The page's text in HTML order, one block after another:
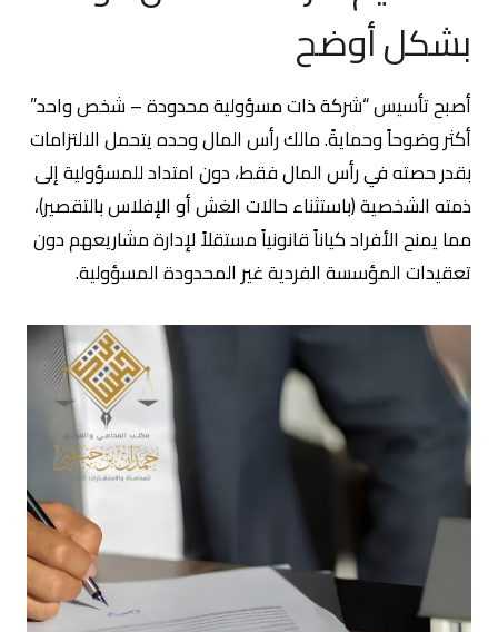
بشكل أوضح
أصبح تأسيس “شركة ذات مسؤولية محدودة – شخص واحد”
أكثر وضوحاً وحمايةً. مالك رأس المال وحده يتحمل الالتزامات
بقدر حصته في رأس المال فقط، دون امتداد للمسؤولية إلى
ذمته الشخصية (باستثناء حالات الغش أو الإفلاس بالتقصير)،
مما يمنح الأفراد كياناً قانونياً مستقلاً لإدارة مشاريعهم دون
تعقيدات المؤسسة الفردية غير المحدودة المسؤولية.